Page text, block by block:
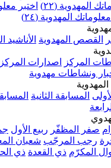
اختبر معلوماتك المهدوية
(٢٤)
الأناشيد المهدوية
المركز الإصدارات
المسابقة الثالثة
ربيع الأول جمادى الأولى
شعبان المعظّم رمضان
القعدة ذي الحجة